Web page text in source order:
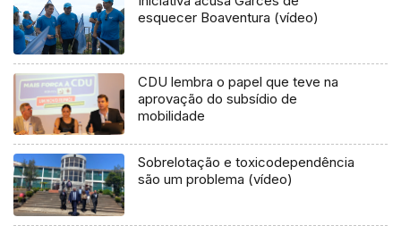
esquecer Boaventura (vídeo)
CDU lembra o papel que teve na
aprovação do subsídio de
mobilidade
Sobrelotação e toxicodependência
são um problema (vídeo)